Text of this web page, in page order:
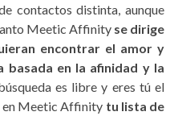
contactos distinta, aunque
Meetic Affinity se dirige
encontrar el amor y
basada en la afinidad y la
es libre y eres tú el
en Meetic Affinity tu lista de